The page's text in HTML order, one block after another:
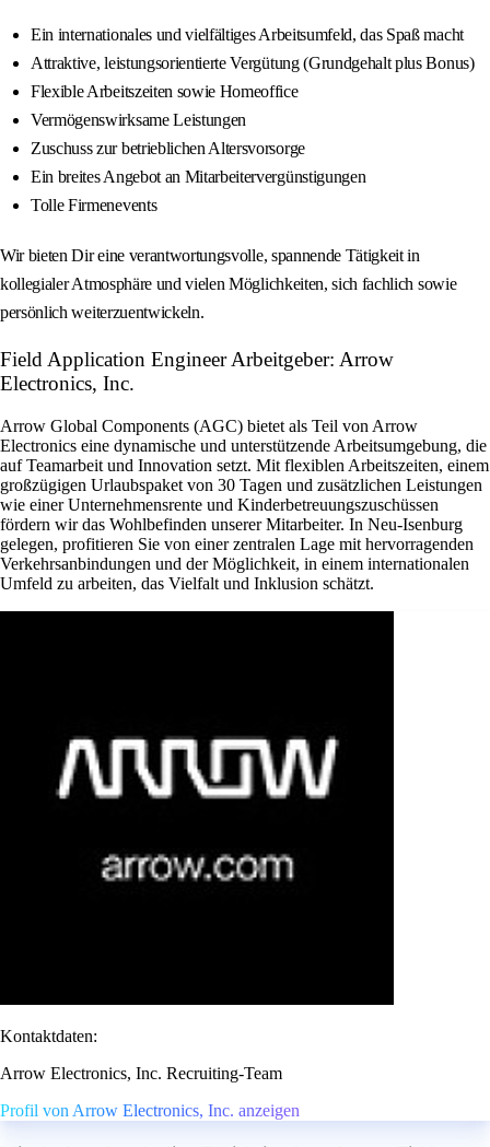
Ein internationales und vielfältiges Arbeitsumfeld, das Spaß macht
Attraktive, leistungsorientierte Vergütung (Grundgehalt plus Bonus)
Flexible Arbeitszeiten sowie Homeoffice
Vermögenswirksame Leistungen
Zuschuss zur betrieblichen Altersvorsorge
Ein breites Angebot an Mitarbeitervergünstigungen
Tolle Firmenevents
Wir bieten Dir eine verantwortungsvolle, spannende Tätigkeit in
kollegialer Atmosphäre und vielen Möglichkeiten, sich fachlich sowie
persönlich weiterzuentwickeln.
Field Application Engineer Arbeitgeber: Arrow
Electronics, Inc.
Arrow Global Components (AGC) bietet als Teil von Arrow
Electronics eine dynamische und unterstützende Arbeitsumgebung, die
auf Teamarbeit und Innovation setzt. Mit flexiblen Arbeitszeiten, einem
großzügigen Urlaubspaket von 30 Tagen und zusätzlichen Leistungen
wie einer Unternehmensrente und Kinderbetreuungszuschüssen
fördern wir das Wohlbefinden unserer Mitarbeiter. In Neu-Isenburg
gelegen, profitieren Sie von einer zentralen Lage mit hervorragenden
Verkehrsanbindungen und der Möglichkeit, in einem internationalen
Umfeld zu arbeiten, das Vielfalt und Inklusion schätzt.
Kontaktdaten:
Arrow Electronics, Inc. Recruiting-Team
Profil von Arrow Electronics, Inc. anzeigen